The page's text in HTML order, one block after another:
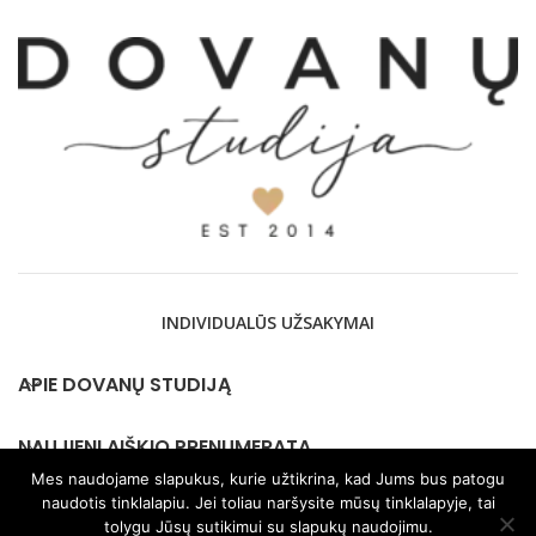
INDIVIDUALŪS UŽSAKYMAI
APIE DOVANŲ STUDIJĄ
NAUJIENLAIŠKIO PRENUMERATA
KONTAKTAI
Mes naudojame slapukus, kurie užtikrina, kad Jums bus patogu
naudotis tinklalapiu. Jei toliau naršysite mūsų tinklalapyje, tai
tolygu Jūsų sutikimui su slapukų naudojimu.